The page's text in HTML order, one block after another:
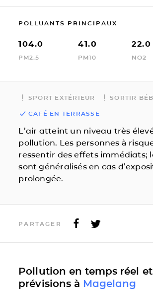
POLLUANTS PRINCIPAUX
104.0
PM2.5
41.0
PM10
22.0
NO2
SPORT EXTÉRIEUR SORTIR
CAFÉ EN TERRASSE
L’air atteint un niveau très
pollution. Les personnes à
ressentir des effets immédiats;
sont généralisés en cas
prolongée.
PARTAGER
Pollution en temps réel et
prévisions à Magelang